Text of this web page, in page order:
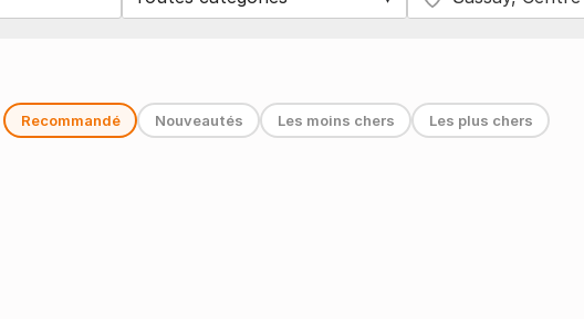
Recommandé Nouveautés Les moins chers Les plus chers